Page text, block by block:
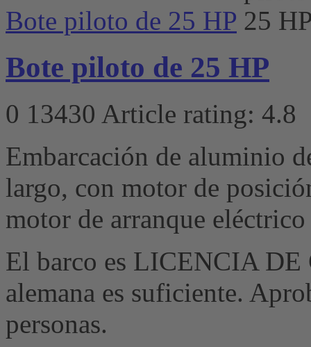
Bote piloto de 25 HP
Bote piloto de 25 HP
0 13430 Article rating: 4.8
Embarcación de aluminio
largo, con motor de
motor de arranque
El barco es LICENCIA
alemana es suficiente.
personas.